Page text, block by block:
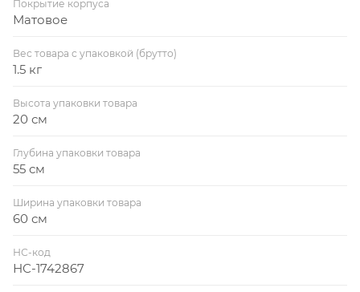
Покрытие корпуса
Матовое
Вес товара с упаковкой (брутто)
1.5 кг
Высота упаковки товара
20 см
Глубина упаковки товара
55 см
Ширина упаковки товара
60 см
НС-код
НС-1742867